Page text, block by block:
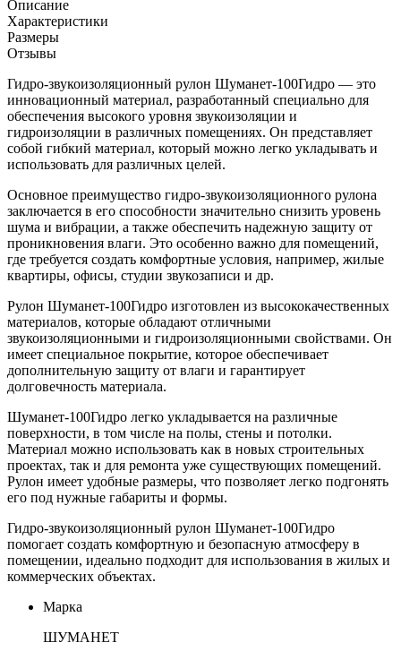
Описание
Характеристики
Размеры
Отзывы
Гидро-звукоизоляционный рулон Шуманет-100Гидро — это
инновационный материал, разработанный специально для
обеспечения высокого уровня звукоизоляции и
гидроизоляции в различных помещениях. Он представляет
собой гибкий материал, который можно легко укладывать и
использовать для различных целей.
Основное преимущество гидро-звукоизоляционного рулона
заключается в его способности значительно снизить уровень
шума и вибрации, а также обеспечить надежную защиту от
проникновения влаги. Это особенно важно для помещений,
где требуется создать комфортные условия, например, жилые
квартиры, офисы, студии звукозаписи и др.
Рулон Шуманет-100Гидро изготовлен из высококачественных
материалов, которые обладают отличными
звукоизоляционными и гидроизоляционными свойствами. Он
имеет специальное покрытие, которое обеспечивает
дополнительную защиту от влаги и гарантирует
долговечность материала.
Шуманет-100Гидро легко укладывается на различные
поверхности, в том числе на полы, стены и потолки.
Материал можно использовать как в новых строительных
проектах, так и для ремонта уже существующих помещений.
Рулон имеет удобные размеры, что позволяет легко подгонять
его под нужные габариты и формы.
Гидро-звукоизоляционный рулон Шуманет-100Гидро
помогает создать комфортную и безопасную атмосферу в
помещении, идеально подходит для использования в жилых и
коммерческих объектах.
Марка
ШУМАНЕТ